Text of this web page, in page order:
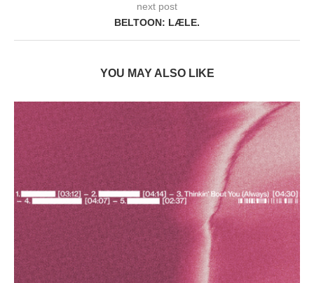
next post
BELTOON: LÆLE.
YOU MAY ALSO LIKE